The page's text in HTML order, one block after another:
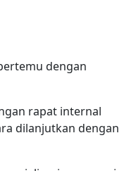
dengan
rapat internal
dilanjutkan dengan